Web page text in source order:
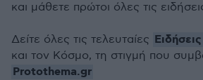
και μάθετε πρώτοι όλες τις
Δείτε όλες τις τελευταίες Ειδήσεις
και τον Κόσμο, τη στιγμή που
Protothema.gr